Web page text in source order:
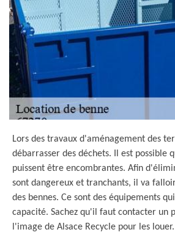
Lors des travaux d'aménagement des
débarrasser des déchets. Il est possible
puissent être encombrantes. Afin
sont dangereux et tranchants, il va
des bennes. Ce sont des équipements
capacité. Sachez qu'il faut contacter un
l'image de Alsace Recycle pour les